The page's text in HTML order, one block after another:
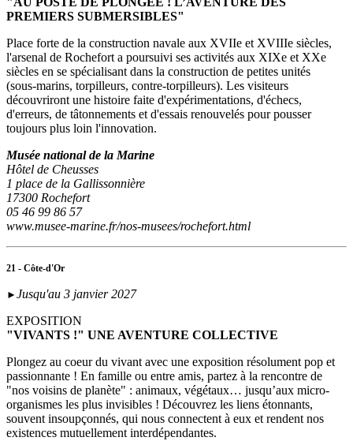
PREMIERS SUBMERSIBLES"
Place forte de la construction navale aux XVIIe et XVIIIe siècles,
l'arsenal de Rochefort a poursuivi ses activités aux XIXe et XXe
siècles en se spécialisant dans la construction de petites unités
(sous‑marins, torpilleurs, contre-torpilleurs). Les visiteurs
découvriront une histoire faite d'expérimentations, d'échecs,
d'erreurs, de tâtonnements et d'essais renouvelés pour pousser
toujours plus loin l'innovation.
Musée national de la Marine
Hôtel de Cheusses
1 place de la Gallissonnière
17300 Rochefort
05 46 99 86 57
www.musee-marine.fr/nos-musees/rochefort.html
21 - Côte-d'Or
► Jusqu'au 3 janvier 2027
EXPOSITION
"VIVANTS !" UNE AVENTURE COLLECTIVE
Plongez au coeur du vivant avec une exposition résolument pop et
passionnante ! En famille ou entre amis, partez à la rencontre de
"nos voisins de planète" : animaux, végétaux… jusqu’aux micro-
organismes les plus invisibles ! Découvrez les liens étonnants,
souvent insoupçonnés, qui nous connectent à eux et rendent nos
existences mutuellement interdépendantes.